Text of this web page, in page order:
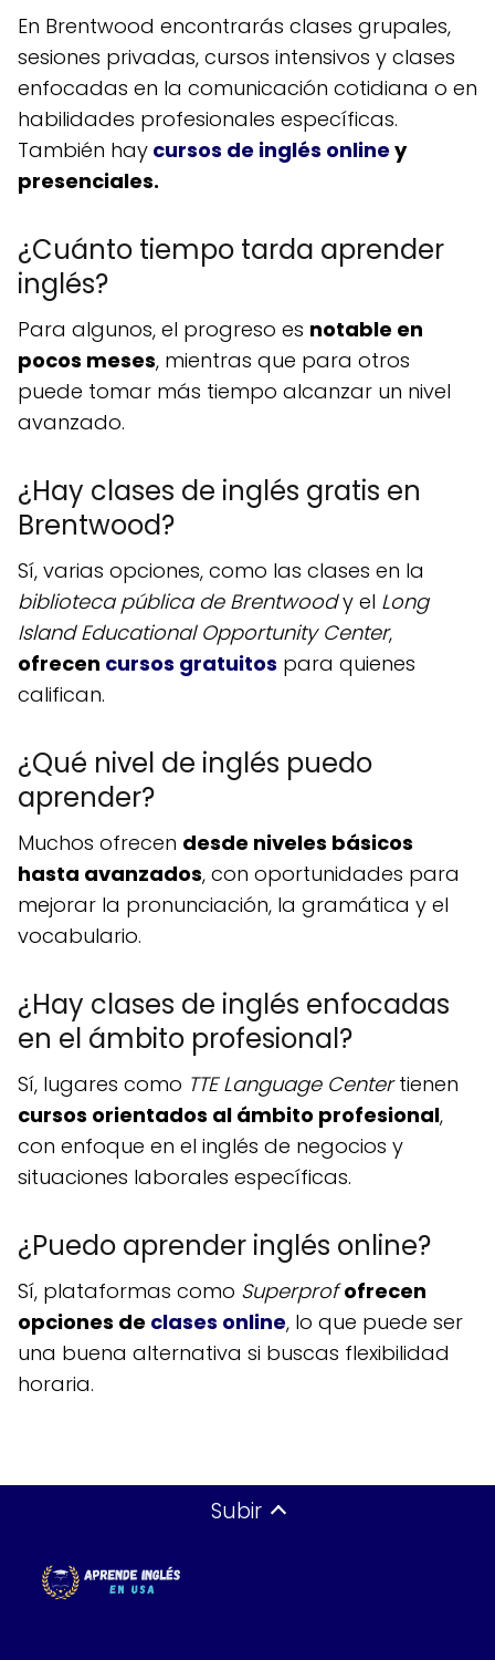
En Brentwood encontrarás clases grupales,
sesiones privadas, cursos intensivos y clases
enfocadas en la comunicación cotidiana o en
habilidades profesionales específicas.
También hay cursos de inglés online y
presenciales.
¿Cuánto tiempo tarda aprender
inglés?
Para algunos, el progreso es notable en
pocos meses, mientras que para otros
puede tomar más tiempo alcanzar un nivel
avanzado.
¿Hay clases de inglés gratis en
Brentwood?
Sí, varias opciones, como las clases en la
biblioteca pública de Brentwoody el Long
Island Educational Opportunity Center,
ofrecen cursos gratuitos para quienes
califican.
¿Qué nivel de inglés puedo
aprender?
Muchos ofrecen desde niveles básicos
hasta avanzados, con oportunidades para
mejorar la pronunciación, la gramática y el
vocabulario.
¿Hay clases de inglés enfocadas
en el ámbito profesional?
Sí, lugares como TTE Language Centertienen
cursos orientados al ámbito profesional,
con enfoque en el inglés de negocios y
situaciones laborales específicas.
¿Puedo aprender inglés online?
Sí, plataformas como Superprofofrecen
opciones de clases online, lo que puede ser
una buena alternativa si buscas flexibilidad
horaria.
Subir